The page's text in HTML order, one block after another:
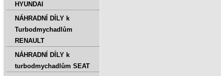
HYUNDAI
NÁHRADNÍ DÍLY k
Turbodmychadlům
RENAULT
NÁHRADNÍ DÍLY k
turbodmychadlům SEAT